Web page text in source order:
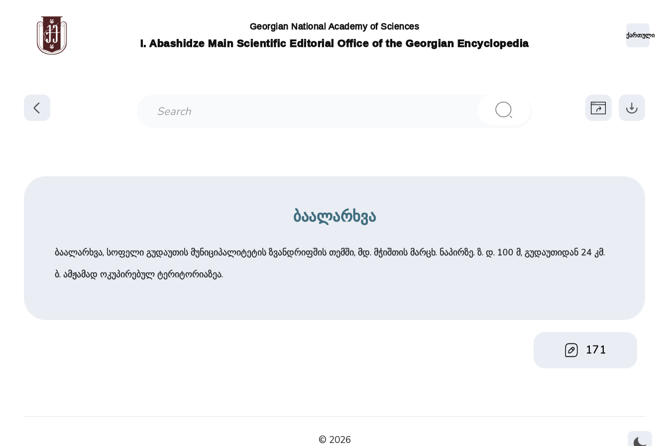
Georgian National Academy of Sciences
I. Abashidze Main Scientific Editorial Office of the Georgian Encyclopedia
ქართული
ბაალარხვა
ბაალარხვა, სოფელი გუდაუთის მუნიციპალიტეტის ზვანდრიფშის თემში, მდ. მჭიშთის მარცხ. ნაპირზე. ზ. დ. 100 მ, გუდაუთიდან 24 კმ.
ბ. ამჟამად ოკუპირებულ ტერიტორიაზეა.
171
© 2026